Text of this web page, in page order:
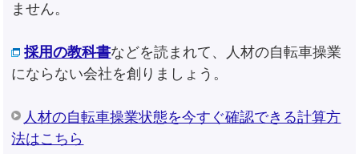
ません。
採用の教科書などを読まれて、人材の自転車操業
にならない会社を創りましょう。
人材の自転車操業状態を今すぐ確認できる計算方
法はこちら